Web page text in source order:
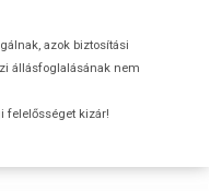
azok biztosítási
állásfoglalásának nem
felelősséget kizár!